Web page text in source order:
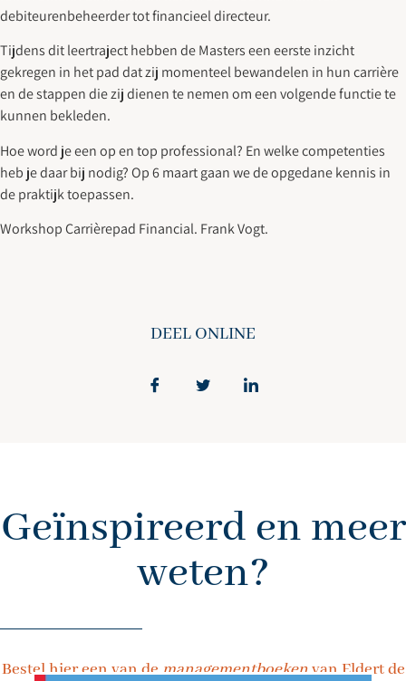
debiteurenbeheerder tot financieel directeur.
Tijdens dit leertraject hebben de Masters een eerste inzicht
gekregen in het pad dat zij momenteel bewandelen in hun carrière
en de stappen die zij dienen te nemen om een volgende functie te
kunnen bekleden.
Hoe word je een op en top professional? En welke competenties
heb je daar bij nodig? Op 6 maart gaan we de opgedane kennis in
de praktijk toepassen.
Workshop Carrièrepad Financial. Frank Vogt.
DEEL ONLINE
Geïnspireerd en meer
weten?
Bestel hier een van demanagementboekenvan Eldert de